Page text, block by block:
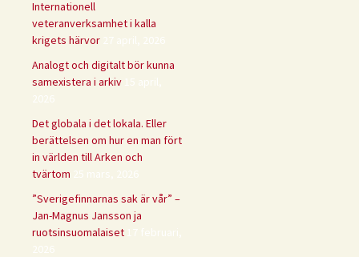
Internationell
veteranverksamhet i kalla
krigets härvor
27 april, 2026
Analogt och digitalt bör kunna
samexistera i arkiv 15 april,
2026
Det globala i det lokala. Eller
berättelsen om hur en man fört
in världen till Arken och
tvärtom
25 mars, 2026
”Sverigefinnarnas sak är vår” –
Jan-Magnus Jansson ja
ruotsinsuomalaiset 17 februari,
2026